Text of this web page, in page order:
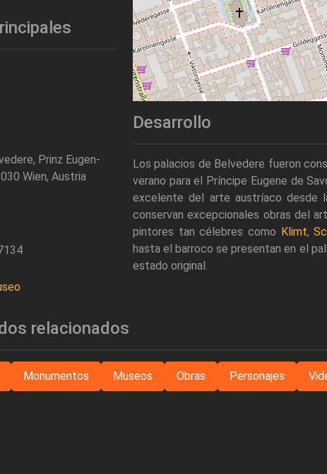
Prinz Eugen-
Wien, Austria
Desarrollo
Los palacios de Belvedere fueron
verano para el Príncipe Eugene de
excelente del arte austríaco desde
conservan excepcionales obras del
pintores tan célebres como Klimt,
hasta el barroco se presentan en el
estado original.
relacionados
Monumentos Museos Obras Personajes